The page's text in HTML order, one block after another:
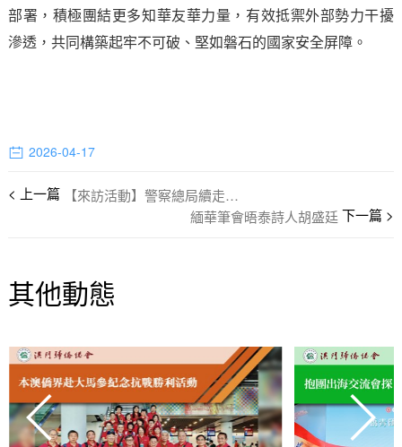
部署，積極團結更多知華友華力量，有效抵禦外部勢力干擾
滲透，共同構築起牢不可破、堅如磐石的國家安全屏障。
2026-04-17
【來訪活動】警察總局續走訪社團深化交流 攜手提升社區防災效能
緬華筆會晤泰詩人胡盛廷
其他動態